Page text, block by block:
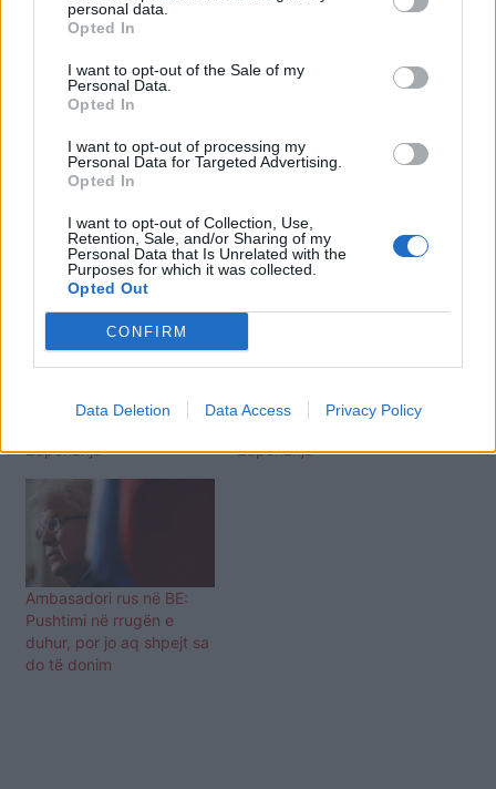
personal data.
Opted In
I want to opt-out of the Sale of my
Personal Data.
Opted In
I want to opt-out of processing my
Personal Data for Targeted Advertising.
Opted In
I want to opt-out of Collection, Use,
Retention, Sale, and/or Sharing of my
Personal Data that Is Unrelated with the
Purposes for which it was collected.
Opted Out
CONFIRM
Data Deletion Data Access Privacy Policy
konvencionale të Rusisë janë të dobëta.
Do të ishte shumë më mirë frytdhënëse nëse
Rusia do të përballej më një forcë të madhe që
në fillim. Mënyra më e mirë për t’u mbrojtur nga
Putin dhe ushtrita e tij e kalbur është t’i
bllokojmë në të gjitha format./abcnews.al
Lajme të ngjashme:
Miratohet rezoluta, thirrje
Zaporizhja
Miratohet rezoluta, thirrje
Zaporizhja
Ambasadori rus në BE:
Pushtimi në rrugën e
duhur, por jo aq shpejt sa
do të donim